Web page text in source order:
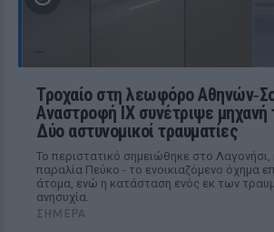
Τροχαίο στη λεωφόρο
Αναστροφή ΙΧ συνέτριψε μηχανή
Δύο αστυνομικοί τραυματίες
Το περιστατικό σημειώθηκε στο Λαγονήσι,
παραλία Πεύκο - το ενοικιαζόμενο όχημα
άτομα, ενώ η κατάσταση ενός εκ των
ανησυχία.
ΣΉΜΕΡΑ